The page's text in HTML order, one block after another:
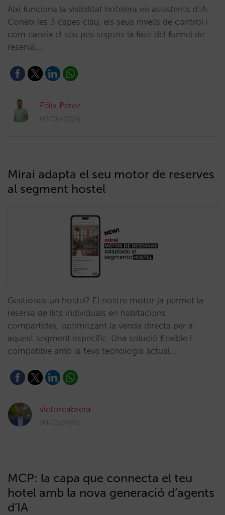
Així funciona la visibilitat hotelera en assistents d'IA.
Coneix les 3 capes clau, els seus nivells de control i
com canvia el seu pes segons la fase del funnel de
reserva.…
Félix Pérez
02/06/2026
Mirai adapta el seu motor de reserves
al segment hostel
Gestiones un hostel? El nostre motor ja permet la
reserva de llits individuals en habitacions
compartides, optimitzant la venda directa per a
aquest segment específic. Una solució flexible i
compatible amb la teva tecnologia actual.…
victorcabrera
20/05/2026
MCP: la capa que connecta el teu
hotel amb la nova generació d’agents
d’IA